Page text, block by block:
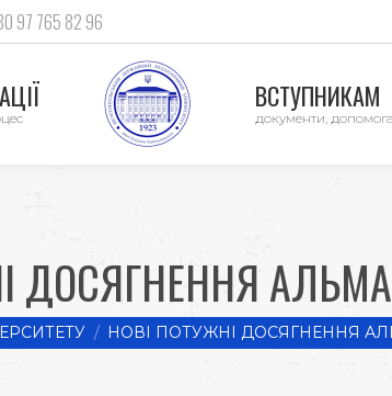
97 765 82 96
ВСТУПНИКАМ
документи,
ДОСЯГНЕННЯ
НОВІ ПОТУЖНІ ДОСЯГНЕННЯ